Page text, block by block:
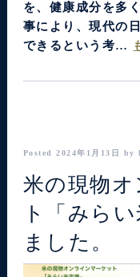
を、健康成分を多
事により、現代の
できるという考…
Posted2024年1月13日 by
米の現物
ト「みら
ました。